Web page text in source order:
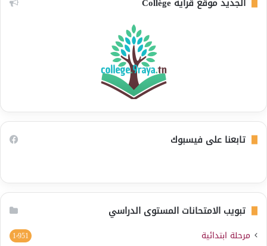
تابعنا على فيسبوك
تبويب الامتحانات المستوى الدراسي
مرحلة ابتدائية 1٬951